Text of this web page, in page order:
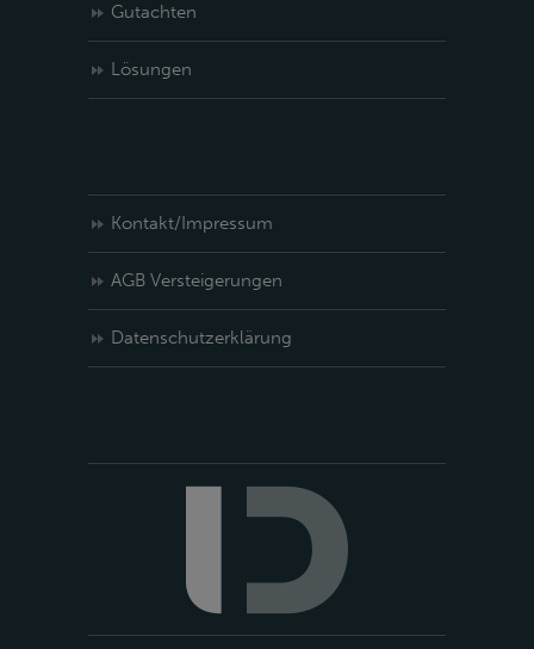
Gutachten
Lösungen
Kontakt/Impressum
AGB Versteigerungen
Datenschutzerklärung